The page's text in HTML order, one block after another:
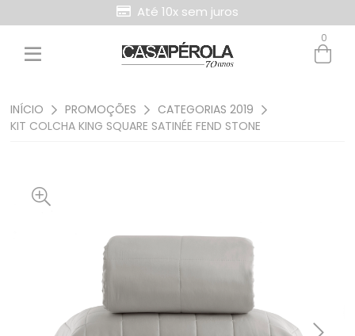
Entre com email ou cpf/cnpj
Até 10x sem juros
0
INÍCIO PROMOÇÕES
CATEGORIAS 2019
KIT COLCHA KING SQUARE SATINÉE FEND STONE